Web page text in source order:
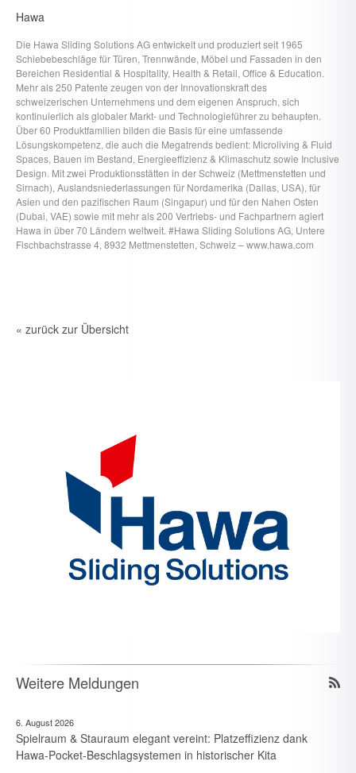
Hawa
Die Hawa Sliding Solutions AG entwickelt und produziert seit 1965
Schiebebeschläge für Türen, Trennwände, Möbel und Fassaden in den
Bereichen Residential & Hospitality, Health & Retail, Office & Education.
Mehr als 250 Patente zeugen von der Innovationskraft des
schweizerischen Unternehmens und dem eigenen Anspruch, sich
kontinuierlich als globaler Markt- und Technologieführer zu behaupten.
Über 60 Produktfamilien bilden die Basis für eine umfassende
Lösungskompetenz, die auch die Megatrends bedient: Microliving & Fluid
Spaces, Bauen im Bestand, Energieeffizienz & Klimaschutz sowie Inclusive
Design. Mit zwei Produktionsstätten in der Schweiz (Mettmenstetten und
Sirnach), Auslandsniederlassungen für Nordamerika (Dallas, USA), für
Asien und den pazifischen Raum (Singapur) und für den Nahen Osten
(Dubai, VAE) sowie mit mehr als 200 Vertriebs- und Fachpartnern agiert
Hawa in über 70 Ländern weltweit. #Hawa Sliding Solutions AG, Untere
Fischbachstrasse 4, 8932 Mettmenstetten, Schweiz – www.hawa.com
« zurück zur Übersicht
Weitere Meldungen
6. August 2026
Spielraum & Stauraum elegant vereint: Platzeffizienz dank
Hawa-Pocket-Beschlagsystemen in historischer Kita